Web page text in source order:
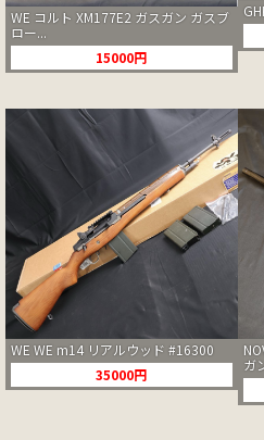
WE コルト XM177E2 ガスガン ガスブ
ロー...
15000円
WE WE m14 リアルウッド #16300
35000円
ガ